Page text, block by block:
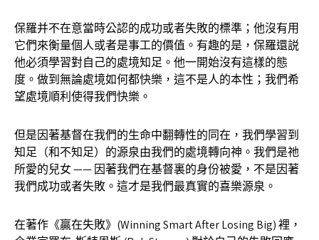
保羅并不在意當時公認的成功或者失敗的標準；他沒有用
它們來衡量個人或者是事工的價值。有趣的是，保羅還説
他必須學習對自己的處境知足。他一開始沒有這樣的態
度。做到無論處境如何都快樂，這不是人的本性；我們希
望處境順利使得我們快樂。
但是因著基督在我們的生命中翻轉性的同在，我們學習到
知足（和不知足）的源泉由我們的處境轉向神。我們是祂
所愛的兒女 —— 因著我們在基督裏的身份被愛，不是因著
我們成功或者失敗。這才是我們最真實的喜樂源泉。
在著作《贏在失敗》(Winning Smart After Losing Big) 裡，